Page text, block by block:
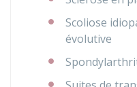
Scoliose
évolutive